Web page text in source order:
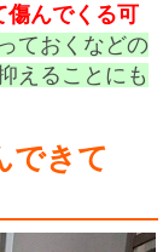
傷んでくる可
ておくなどの
えることにも
できて